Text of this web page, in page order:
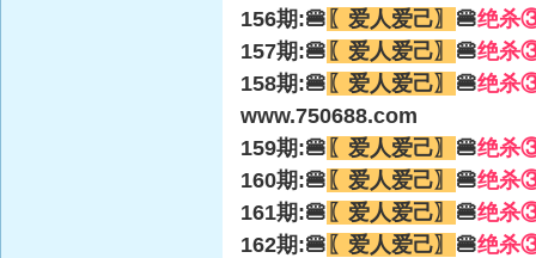
156期:🍔 〖爱人爱己〗 🍔绝杀
157期:🍔 〖爱人爱己〗 🍔绝杀
158期:🍔 〖爱人爱己〗 🍔绝杀
www.750688.com
159期:🍔 〖爱人爱己〗 🍔绝杀
160期:🍔 〖爱人爱己〗 🍔绝杀
161期:🍔 〖爱人爱己〗 🍔绝杀
162期:🍔 〖爱人爱己〗 🍔绝杀